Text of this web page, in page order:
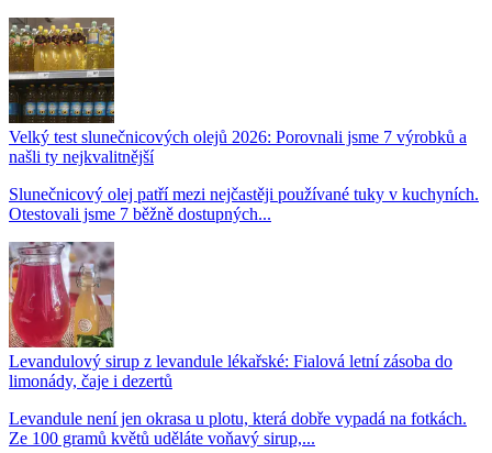
Velký test slunečnicových olejů 2026: Porovnali jsme 7 výrobků a
našli ty nejkvalitnější
Slunečnicový olej patří mezi nejčastěji používané tuky v kuchyních.
Otestovali jsme 7 běžně dostupných...
Levandulový sirup z levandule lékařské: Fialová letní zásoba do
limonády, čaje i dezertů
Levandule není jen okrasa u plotu, která dobře vypadá na fotkách.
Ze 100 gramů květů uděláte voňavý sirup,...